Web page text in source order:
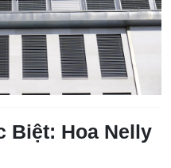
Biệt: Hoa Nelly